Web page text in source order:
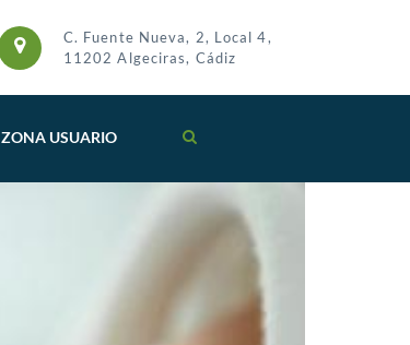
C. Fuente Nueva, 2, Local 4,
11202 Algeciras, Cádiz
ZONA USUARIO